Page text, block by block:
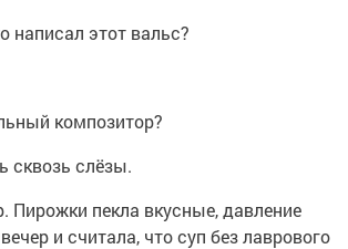
написал этот вальс?
композитор?
сквозь слёзы.
Пирожки пекла вкусные, давление
и считала, что суп без лаврового